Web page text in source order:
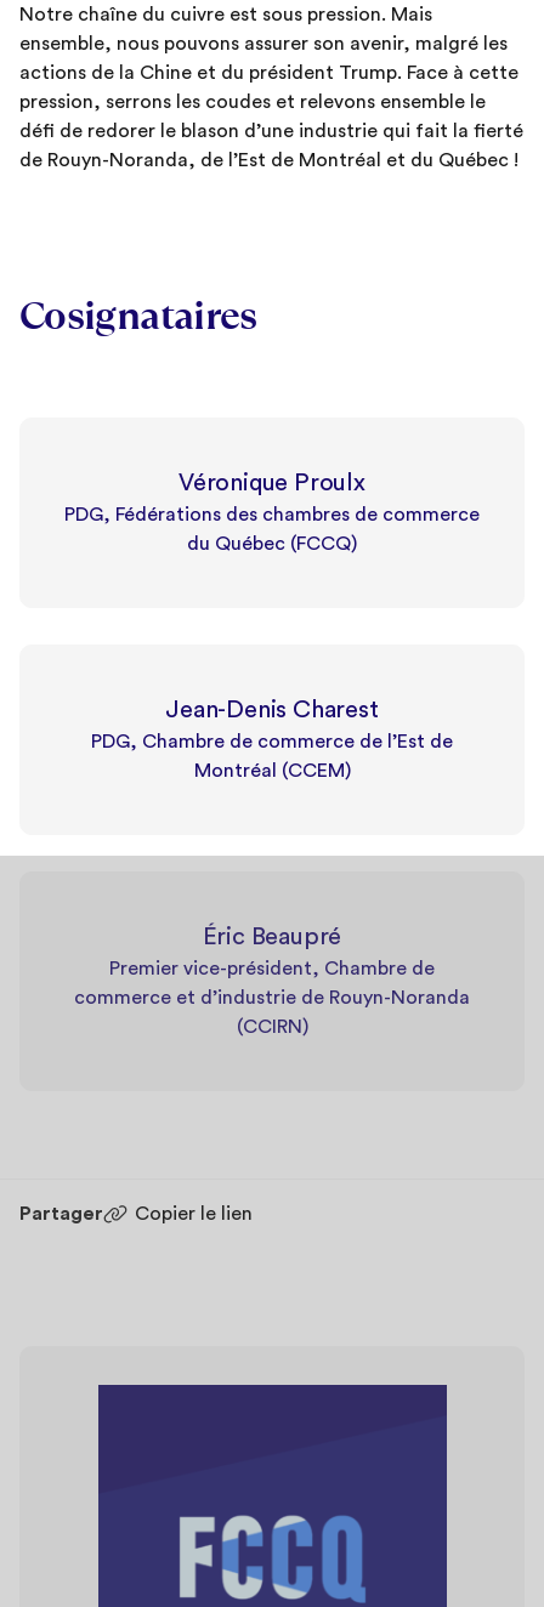
Notre chaîne du cuivre est sous pression. Mais
ensemble, nous pouvons assurer son avenir, malgré les
actions de la Chine et du président Trump. Face à cette
pression, serrons les coudes et relevons ensemble le
défi de redorer le blason d’une industrie qui fait la fierté
de Rouyn-Noranda, de l’Est de Montréal et du Québec !
Cosignataires
Véronique Proulx
PDG, Fédérations des chambres de commerce
du Québec (FCCQ)
Jean-Denis Charest
PDG, Chambre de commerce de l’Est de
Montréal (CCEM)
Éric Beaupré
Premier vice-président, Chambre de
commerce et d’industrie de Rouyn-Noranda
(CCIRN)
Partager Copier le lien